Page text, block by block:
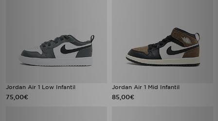
Jordan Air 1 Low Infantil
75,00€
Jordan Air 1 Mid Infantil
85,00€